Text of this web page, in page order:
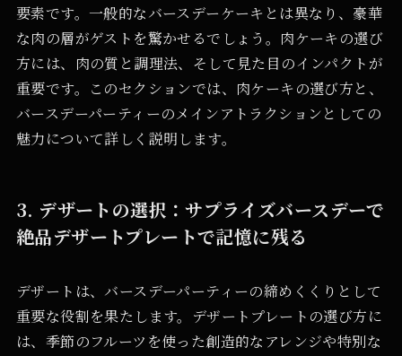
要素です。一般的なバースデーケーキとは異なり、豪華
な肉の層がゲストを驚かせるでしょう。肉ケーキの選び
方には、肉の質と調理法、そして見た目のインパクトが
重要です。このセクションでは、肉ケーキの選び方と、
バースデーパーティーのメインアトラクションとしての
魅力について詳しく説明します。
3. デザートの選択：サプライズバースデーで
絶品デザートプレートで記憶に残る
デザートは、バースデーパーティーの締めくくりとして
重要な役割を果たします。デザートプレートの選び方に
は、季節のフルーツを使った創造的なアレンジや特別な